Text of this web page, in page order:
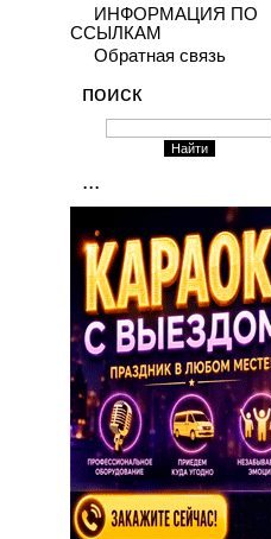
ИНФОРМАЦИЯ ПО
ССЫЛКАМ
Обратная связь
поиск
...